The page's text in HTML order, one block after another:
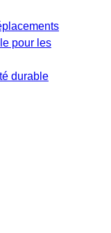
pour les
durable